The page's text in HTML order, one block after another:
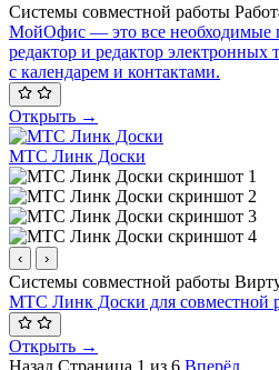
Системы совместной работы
МойОфис — это все необходимые
редактор и редактор
с календарем и контактами.
Открыть →
МТС Линк Доски
‹ ›
Системы совместной работы
МТС Линк Доски для совместной
Открыть →